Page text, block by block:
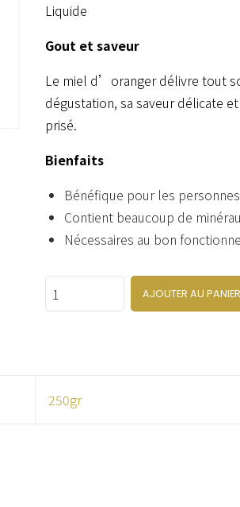
Liquide
Gout et saveur
Le miel d’oranger délivre tout
dégustation, sa saveur délicate
prisé.
Bienfaits
Bénéfique pour les
Contient beaucoup de
Nécessaires au bon
Quantity AJOUTER AU PANIER
250gr